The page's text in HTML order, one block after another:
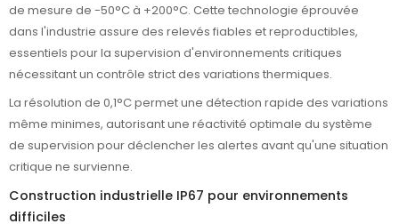
de mesure de -50°C à +200°C. Cette technologie éprouvée
dans l'industrie assure des relevés fiables et reproductibles,
essentiels pour la supervision d'environnements critiques
nécessitant un contrôle strict des variations thermiques.
La résolution de 0,1°C permet une détection rapide des variations
même minimes, autorisant une réactivité optimale du système
de supervision pour déclencher les alertes avant qu'une situation
critique ne survienne.
Construction industrielle IP67 pour environnements
difficiles